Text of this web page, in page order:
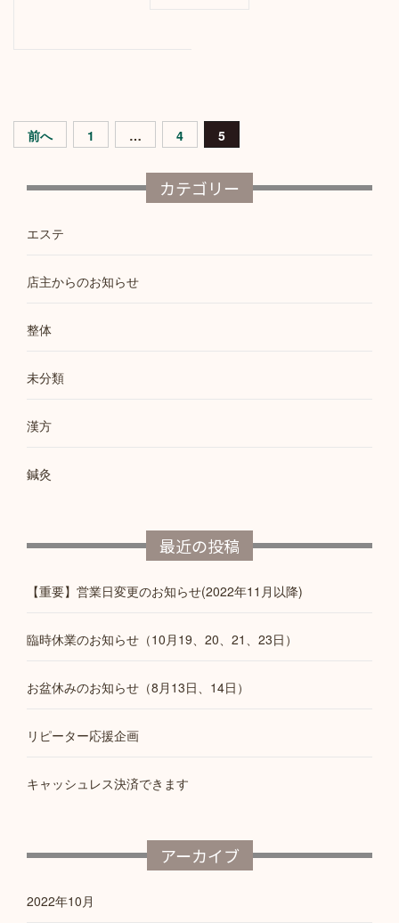
投
の
ペ
ー
ジ
り
前へ 1 … 4 5
カテゴリー
エステ
店主からのお知らせ
整体
未分類
漢方
鍼灸
最近の投稿
【重要】営業日変更のお知らせ(2022年11月以降)
臨時休業のお知らせ（10月19、20、21、23日）
お盆休みのお知らせ（8月13日、14日）
リピーター応援企画
キャッシュレス決済できます
アーカイブ
2022年10月